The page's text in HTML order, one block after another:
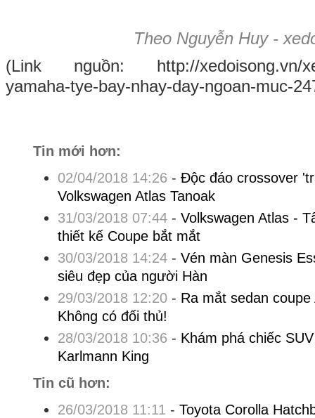
Theo Nguyễn Huy -
(Link nguồn: http://xedoisong.vn/xe-
yamaha-tye-bay-nhay-day-ngoan-muc-
Tin mới hơn:
02/04/2018 14:26 - Độc đáo crossover
Volkswagen Atlas Tanoak
31/03/2018 07:44- Volkswagen Atlas -
thiết kế Coupe bắt mắt
30/03/2018 14:24- Vén màn Genesis
siêu đẹp của người Hàn
29/03/2018 12:20- Ra mắt sedan
Không có đối thủ!
28/03/2018 10:36 - Khám phá chiếc
Karlmann King
Tin cũ hơn:
26/03/2018 11:11 - Toyota Corolla